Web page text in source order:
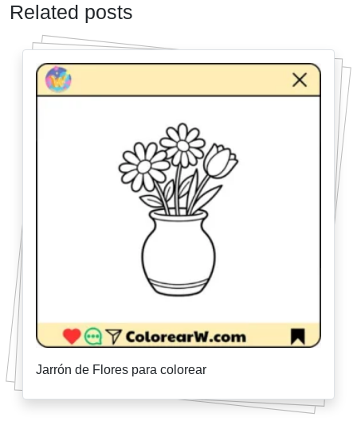
Related posts
Jarrón de Flores para colorear